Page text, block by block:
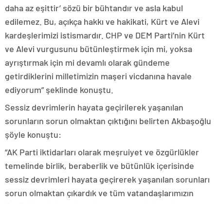
daha az eşittir’ sözü bir bühtandır ve asla kabul
edilemez. Bu, açıkça hakkı ve hakikati, Kürt ve Alevi
kardeşlerimizi istismardır. CHP ve DEM Parti’nin Kürt
ve Alevi vurgusunu bütünleştirmek için mi, yoksa
ayrıştırmak için mi devamlı olarak gündeme
getirdiklerini milletimizin maşeri vicdanına havale
ediyorum” şeklinde konuştu.
Sessiz devrimlerin hayata geçirilerek yaşanılan
sorunların sorun olmaktan çıktığını belirten Akbaşoğlu
şöyle konuştu:
“AK Parti iktidarları olarak meşruiyet ve özgürlükler
temelinde birlik, beraberlik ve bütünlük içerisinde
sessiz devrimleri hayata geçirerek yaşanılan sorunları
sorun olmaktan çıkardık ve tüm vatandaşlarımızın